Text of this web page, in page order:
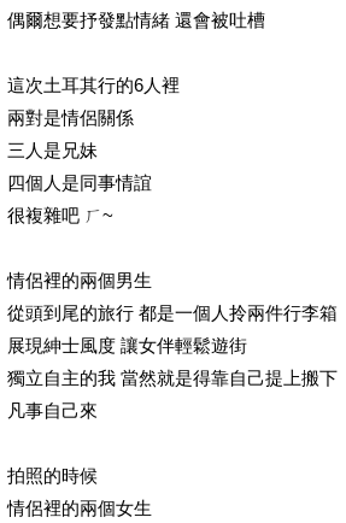
偶爾想要抒發點情緒 還會被吐槽
這次土耳其行的6人裡
兩對是情侶關係
三人是兄妹
四個人是同事情誼
很複雜吧 ㄏ~
情侶裡的兩個男生
從頭到尾的旅行 都是一個人拎兩件行李箱
展現紳士風度 讓女伴輕鬆遊街
獨立自主的我 當然就是得靠自己提上搬下
凡事自己來
拍照的時候
情侶裡的兩個女生